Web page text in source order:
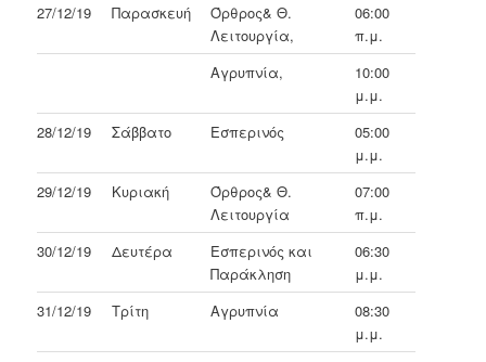
27/12/19
Παρασκευή
Όρθρος& Θ.
Λειτουργία,
06:00
π.μ.
Αγρυπνία,
10:00
μ.μ.
28/12/19
Σάββατο Εσπερινός
05:00
μ.μ.
29/12/19
Κυριακή
Όρθρος& Θ.
Λειτουργία
07:00
π.μ.
30/12/19
Δευτέρα
Εσπερινός και
Παράκληση
06:30
μ.μ.
31/12/19
Τρίτη Αγρυπνία
08:30
μ.μ.